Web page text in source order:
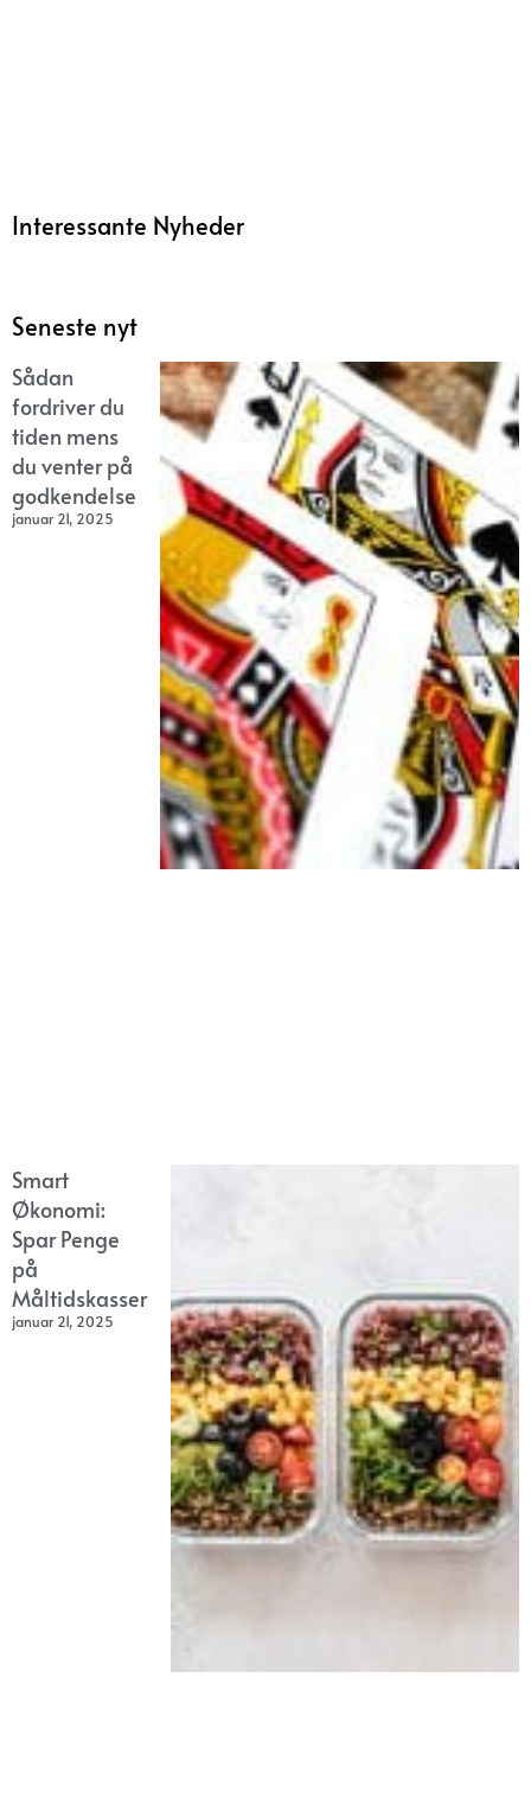
Interessante Nyheder
Seneste nyt
Sådan
fordriver du
tiden mens
du venter på
godkendelse
januar 21, 2025
Smart
Økonomi:
Spar Penge
på
Måltidskasser
januar 21, 2025